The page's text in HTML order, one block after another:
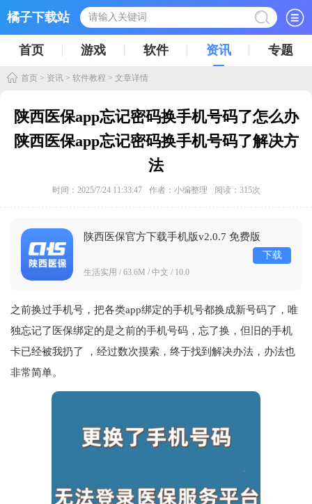
橘子下载站
首页 游戏 软件 资讯 专题
首页 > 资讯 > 软件教程 > 文章详情
陕西医保app忘记密码换手机号码了怎么办
陕西医保app忘记密码换手机号码了解决方
法
时间：2025/7/24 11:33:47 作者：小编整理 阅读： 315次
陕西医保官方下载手机版v2.0.7 免费版
生活实用 / 63.6M / 中文 / 10.0
下载
之前换过手机号，把各类app绑定的手机号都换成新号码了，唯
独忘记了医保绑定的是之前的手机号码，忘了换，但旧的手机
卡已经被我扔了 ，经过数次摸索，终于找到解决办法，办法也
非常简单。